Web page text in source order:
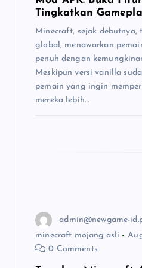
Tingkatkan
Minecraft, sejak debutnya,
global, menawarkan
penuh dengan
Meskipun versi vanilla
pemain yang ingin
mereka lebih…
admin@newgame-
minecraft mojang asli
0 Comments